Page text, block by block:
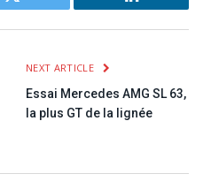
Twitter LinkedIn
NEXT ARTICLE
Essai Mercedes AMG SL 63,
la plus GT de la lignée